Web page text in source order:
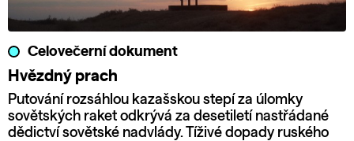
Celovečerní dokument
Hvězdný prach
Putování rozsáhlou kazašskou stepí za úlomky
sovětských raket odkrývá za desetiletí nastřádané
dědictví sovětské nadvlády. Tíživé dopady ruského